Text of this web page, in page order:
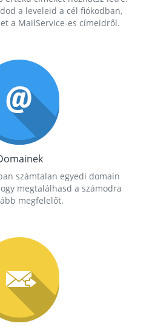
a leveleid a cél fiókodban,
a MailService-es címeidről.
számtalan egyedi domain
megtalálhasd a számodra
megfelelőt.